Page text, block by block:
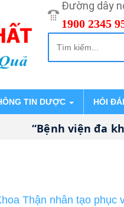
Đường dây
1900 2345
TIN DƯỢC HỎI
“Bệnh viện đa
Thận nhân tạo phục